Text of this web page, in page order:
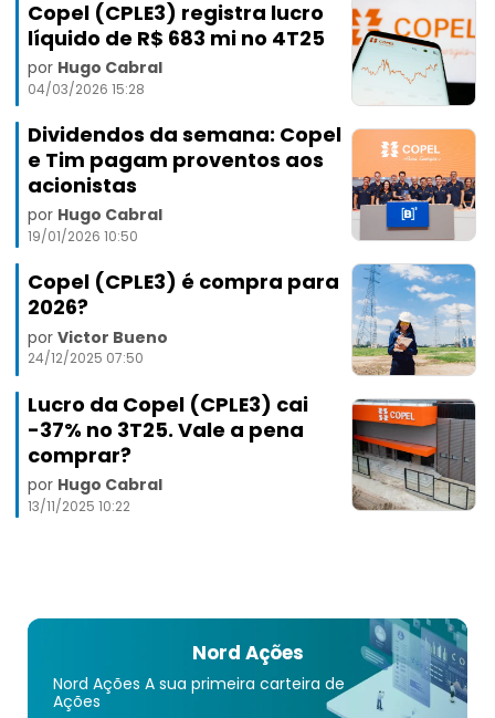
Copel (CPLE3) registra lucro
líquido de R$ 683 mi no 4T25
por Hugo Cabral
04/03/2026 15:28
Dividendos da semana: Copel
e Tim pagam proventos aos
acionistas
por Hugo Cabral
19/01/2026 10:50
Copel (CPLE3) é compra para
2026?
porVictor Bueno
24/12/2025 07:50
Lucro da Copel (CPLE3) cai
-37% no 3T25. Vale a pena
comprar?
por Hugo Cabral
13/11/2025 10:22
Nord Ações
Nord Ações A sua primeira carteira de
Ações